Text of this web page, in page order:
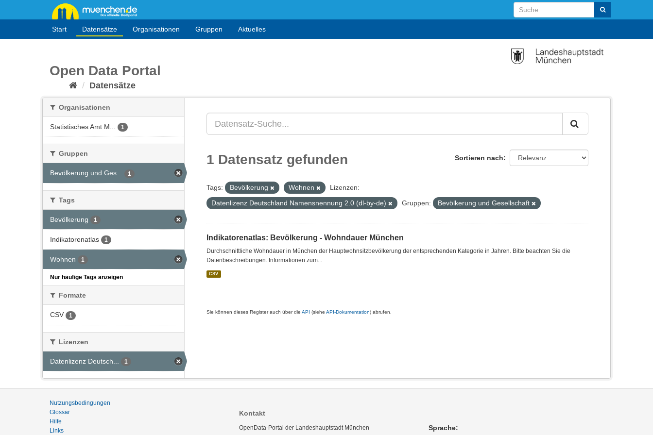
Start Datensätze Organisationen Gruppen Aktuelles
Open Data Portal
Datensätze
Organisationen
Statistisches Amt M... 1
Gruppen
Bevölkerung und Ges... 1
Tags
Bevölkerung 1
Indikatorenatlas 1
Wohnen 1
Nur häufige Tags anzeigen
Formate
CSV 1
Lizenzen
Datenlizenz Deutsch... 1
Sortieren nach
1 Datensatz gefunden
Tags: Bevölkerung Wohnen
Lizenzen:
Datenlizenz Deutschland Namensnennung 2.0 (dl-by-de)
Gruppen: Bevölkerung und Gesellschaft
Indikatorenatlas: Bevölkerung - Wohndauer München
Durchschnittliche Wohndauer in München der Hauptwohnsitzbevölkerung der entsprechenden Kategorie in Jahren. Bitte beachten Sie die
Datenbeschreibungen: Informationen zum...
CSV
Sie können dieses Register auch über die API (siehe API-Dokumentation) abrufen.
Nutzungsbedingungen
Glossar
Hilfe
Links
Kontakt
OpenData-Portal der Landeshauptstadt München Sprache